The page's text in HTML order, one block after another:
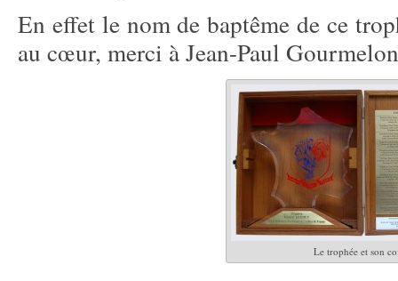
En effet le nom de baptême de ce
au cœur, merci à Jean-Paul
Le trophée et son